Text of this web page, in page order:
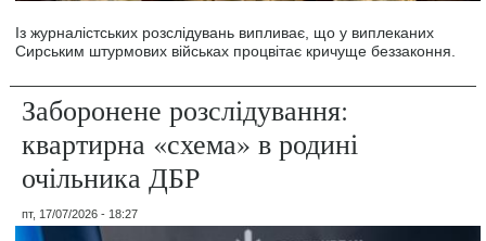
Із журналістських розслідувань випливає, що у виплеканих
Сирським штурмових військах процвітає кричуще беззаконня.
Заборонене розслідування:
квартирна «схема» в родині
очільника ДБР
пт, 17/07/2026 - 18:27